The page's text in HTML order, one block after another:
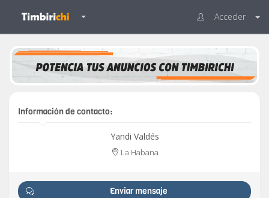
Acceder
Información de contacto:
Yandi Valdés
La Habana
Enviar mensaje